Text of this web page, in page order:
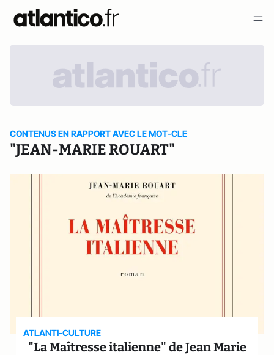
CONTENUS EN RAPPORT AVEC LE MOT-CLE
"JEAN-MARIE ROUART"
ATLANTI-CULTURE
"La Maîtresse italienne" de Jean Marie